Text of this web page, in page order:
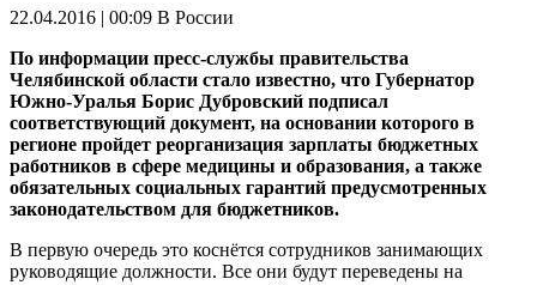
22.04.2016 | 00:09 В России
По информации пресс-службы правительства
Челябинской области стало известно, что Губернатор
Южно-Уралья Борис Дубровский подписал
соответствующий документ, на основании которого в
регионе пройдет реорганизация зарплаты бюджетных
работников в сфере медицины и образования, а также
обязательных социальных гарантий предусмотренных
законодательством для бюджетников.
В первую очередь это коснётся сотрудников занимающих
руководящие должности. Все они будут переведены на